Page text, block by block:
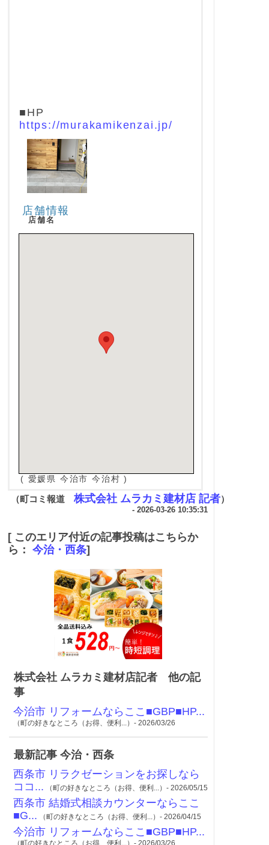
■HP
https://murakamikenzai.jp/
店舗情報
店舗名
( 愛媛県 今治市 今治村 )
（町コミ報道 株式会社 ムラカミ建材店 記者）
- 2026-03-26 10:35:31
[ このエリア付近の記事投稿はこちらか
ら： 今治・西条]
株式会社 ムラカミ建材店記者 他の記
事
今治市 リフォームならここ■GBP■HP...
（町の好きなところ（お得、便利...）- 2026/03/26
最新記事 今治・西条
西条市 リラクゼーションをお探しなら
ココ... （町の好きなところ（お得、便利...）- 2026/05/15
西条市 結婚式相談カウンターならここ
■G... （町の好きなところ（お得、便利...）- 2026/04/15
今治市 リフォームならここ■GBP■HP...
（町の好きなところ（お得、便利...）- 2026/03/26